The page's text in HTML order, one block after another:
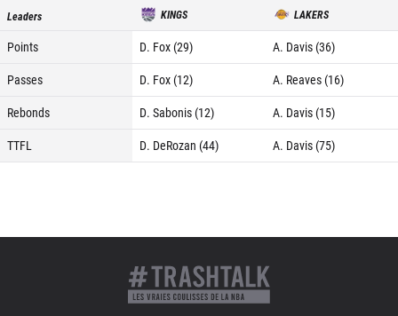
Leaders KINGS LAKERS
Points D. Fox (29)
A. Davis (36)
Passes
D. Fox (12)
A. Reaves (16)
Rebonds
D. Sabonis (12)
A. Davis (15)
TTFL
D. DeRozan (44) A. Davis (75)